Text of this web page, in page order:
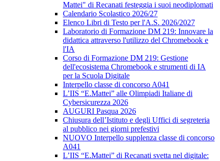
Mattei" di Recanati festeggia i suoi neodiplomati
Calendario Scolastico 2026/27
Elenco Libri di Testo per l'A.S. 2026/2027
Laboratorio di Formazione DM 219: Innovare la
didattica attraverso l'utilizzo del Chromebook e
l'IA
Corso di Formazione DM 219: Gestione
dell'ecosistema Chromebook e strumenti di IA
per la Scuola Digitale
Interpello classe di concorso A041
L’IIS “E.Mattei” alle Olimpiadi Italiane di
Cybersicurezza 2026
AUGURI Pasqua 2026
Chiusura dell’Istituto e degli Uffici di segreteria
al pubblico nei giorni prefestivi
NUOVO Interpello supplenza classe di concorso
A041
L’IIS “E.Mattei” di Recanati svetta nel digitale: